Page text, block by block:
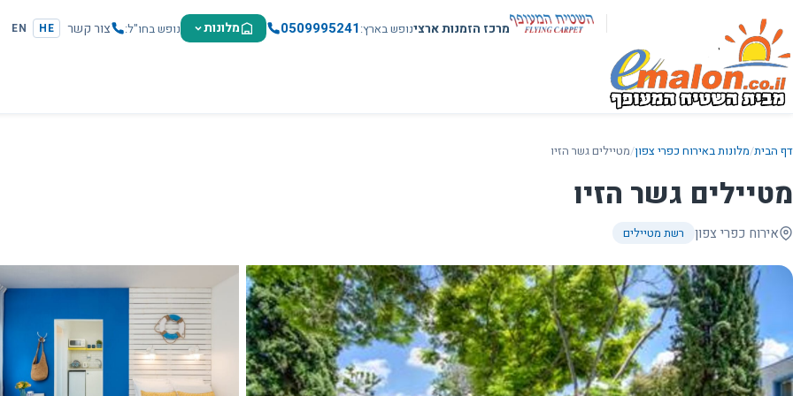
מרכז הזמנות ארצינופש בארץ 0509995241 מלונות נופש בחו"ל צור קשר HE
EN
דף הבית/מלונות באירוח כפרי צפון/מטיילים גשר הזיו
מטיילים גשר הזיו
אירוח כפרי צפון רשת מטיילים